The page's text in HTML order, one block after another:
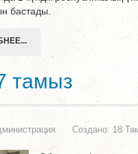
бастады.
тамыз
Создано: 18